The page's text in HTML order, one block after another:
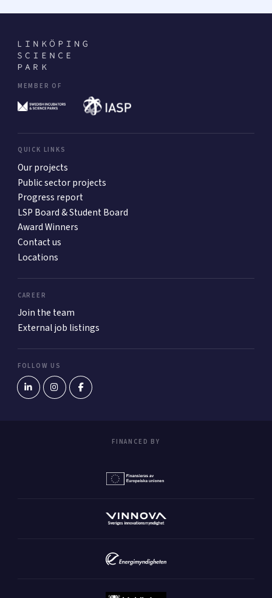
MEMBER OF
QUICK LINKS
Our projects
Public sector projects
Progress report
LSP Board & Student Board
Award Winners
Contact us
Locations
CAREER
Join the team
External job listings
FOLLOW US
FINANCED BY